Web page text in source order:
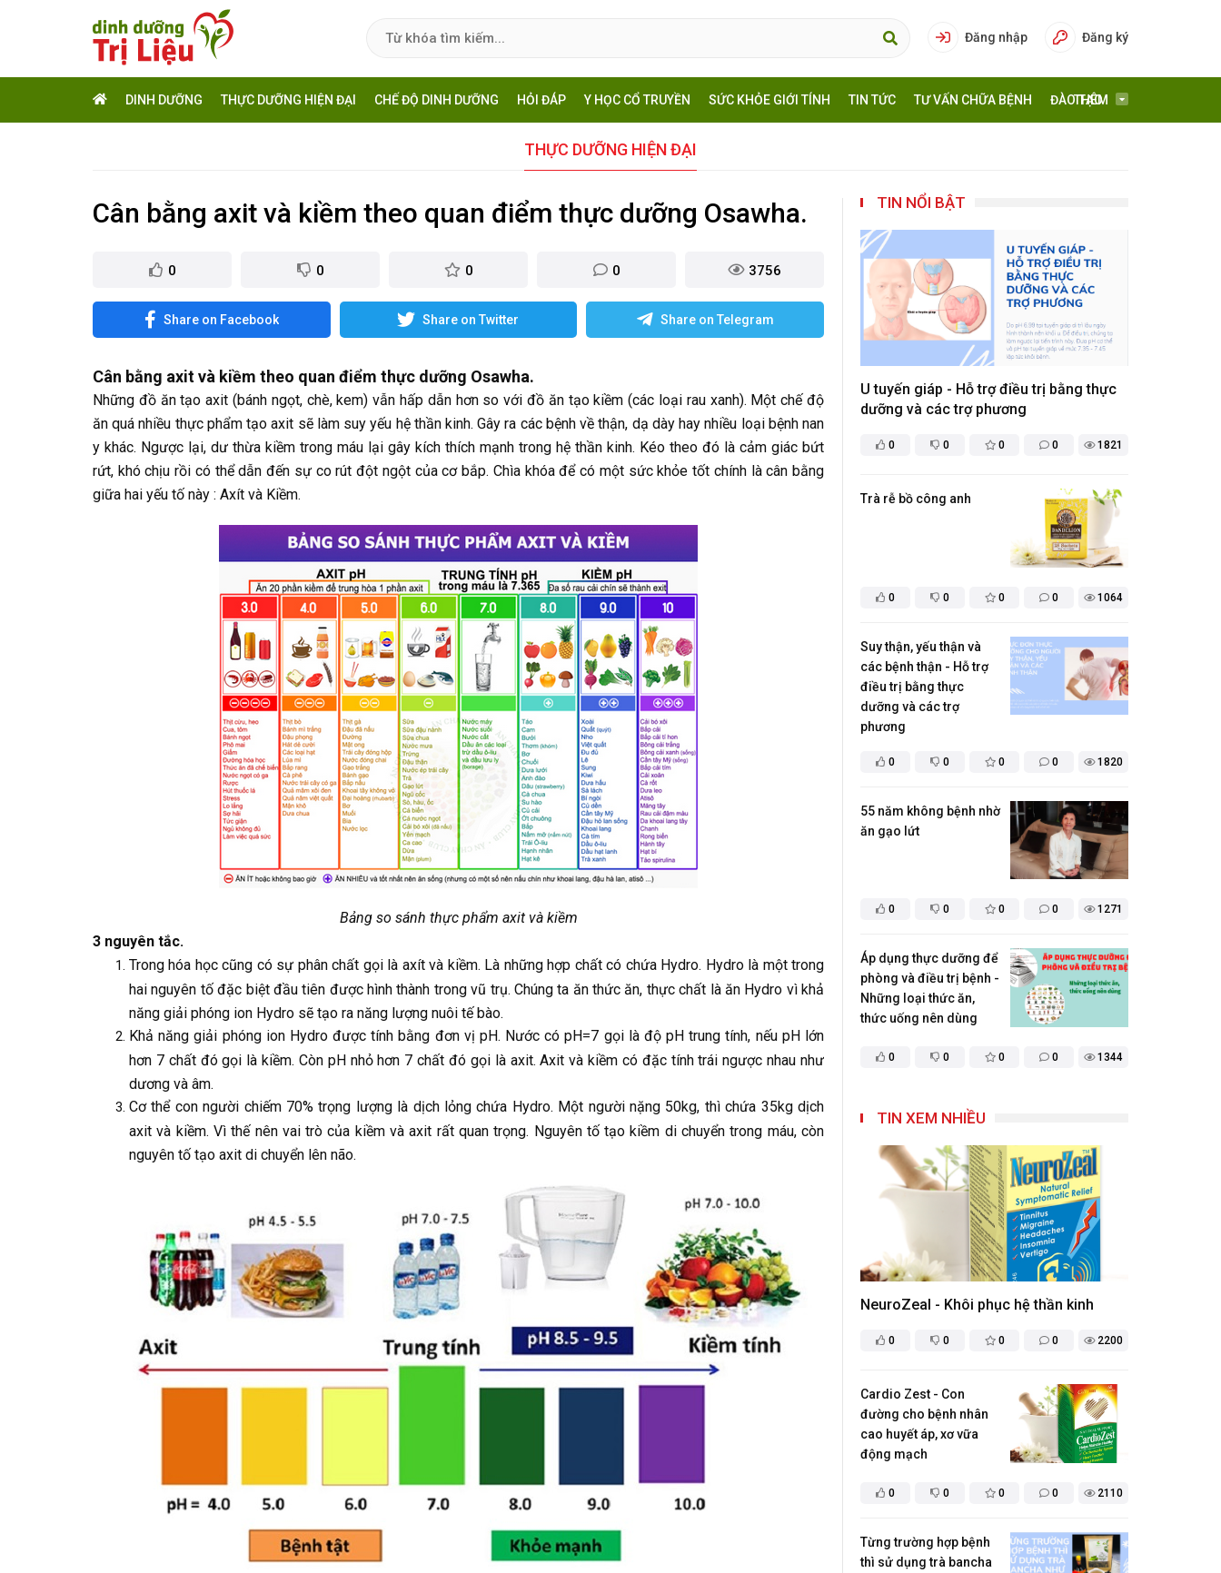
Đăng nhập Đăng ký
DINH DƯỠNG THỰC DƯỠNG HIỆN ĐẠI CHẾ ĐỘ DINH DƯỠNG HỎI ĐÁP Y HỌC CỔ TRUYỀN SỨC KHỎE GIỚI TÍNH TIN TỨC TƯ VẤN CHỮA BỆNH ĐÀO TẠO
THÊM
THỰC DƯỠNG HIỆN ĐẠI
Cân bằng axit và kiềm theo quan điểm thực dưỡng Osawha.
0 0 0 0 3756
Share on Facebook Share on Twitter Share on Telegram
Cân bằng axit và kiềm theo quan điểm thực dưỡng Osawha.
Những đồ ăn tạo axit (bánh ngọt, chè, kem) vẫn hấp dẫn hơn so với đồ ăn tạo kiềm (các loại rau xanh). Một chế độ
ăn quá nhiều thực phẩm tạo axit sẽ làm suy yếu hệ thần kinh. Gây ra các bệnh về thận, dạ dày hay nhiều loại bệnh nan
y khác. Ngược lại, dư thừa kiềm trong máu lại gây kích thích mạnh trong hệ thần kinh. Kéo theo đó là cảm giác bứt
rứt, khó chịu rồi có thể dẫn đến sự co rút đột ngột của cơ bắp. Chìa khóa để có một sức khỏe tốt chính là cân bằng
giữa hai yếu tố này : Axít và Kiềm.
Bảng so sánh thực phẩm axit và kiềm
3 nguyên tắc.
Trong hóa học cũng có sự phân chất gọi là axít và kiềm. Là những hợp chất có chứa Hydro. Hydro là một trong
hai nguyên tố đặc biệt đầu tiên được hình thành trong vũ trụ. Chúng ta ăn thức ăn, thực chất là ăn Hydro vì khả
năng giải phóng ion Hydro sẽ tạo ra năng lượng nuôi tế bào.
Khả năng giải phóng ion Hydro được tính bằng đơn vị pH. Nước có pH=7 gọi là độ pH trung tính, nếu pH lớn
hơn 7 chất đó gọi là kiềm. Còn pH nhỏ hơn 7 chất đó gọi là axit. Axit và kiềm có đặc tính trái ngược nhau như
dương và âm.
Cơ thể con người chiếm 70% trọng lượng là dịch lỏng chứa Hydro. Một người nặng 50kg, thì chứa 35kg dịch
axit và kiềm. Vì thế nên vai trò của kiềm và axit rất quan trọng. Nguyên tố tạo kiềm di chuyển trong máu, còn
nguyên tố tạo axit di chuyển lên não.
TIN NỔI BẬT
0 0 0 0 1821
U tuyến giáp - Hỗ trợ điều trị bằng thực
dưỡng và các trợ phương
0 0 0 0 1064
Trà rễ bồ công anh
0 0 0 0 1820
Suy thận, yếu thận và
các bệnh thận - Hỗ trợ
điều trị bằng thực
dưỡng và các trợ
phương
0 0 0 0 1271
55 năm không bệnh nhờ
ăn gạo lứt
0 0 0 0 1344
Áp dụng thực dưỡng để
phòng và điều trị bệnh -
Những loại thức ăn,
thức uống nên dùng
TIN XEM NHIỀU
0 0 0 0 2200
NeuroZeal - Khôi phục hệ thần kinh
0 0 0 0 2110
Cardio Zest - Con
đường cho bệnh nhân
cao huyết áp, xơ vữa
động mạch
​Từng trường hợp bệnh
thì sử dụng trà bancha